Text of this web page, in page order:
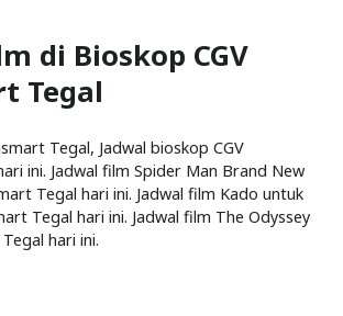
di Bioskop CGV
Tegal
Tegal, Jadwal bioskop CGV
ini. Jadwal film Spider Man Brand New
Tegal hari ini. Jadwal film Kado untuk
Tegal hari ini. Jadwal film The Odyssey
hari ini.